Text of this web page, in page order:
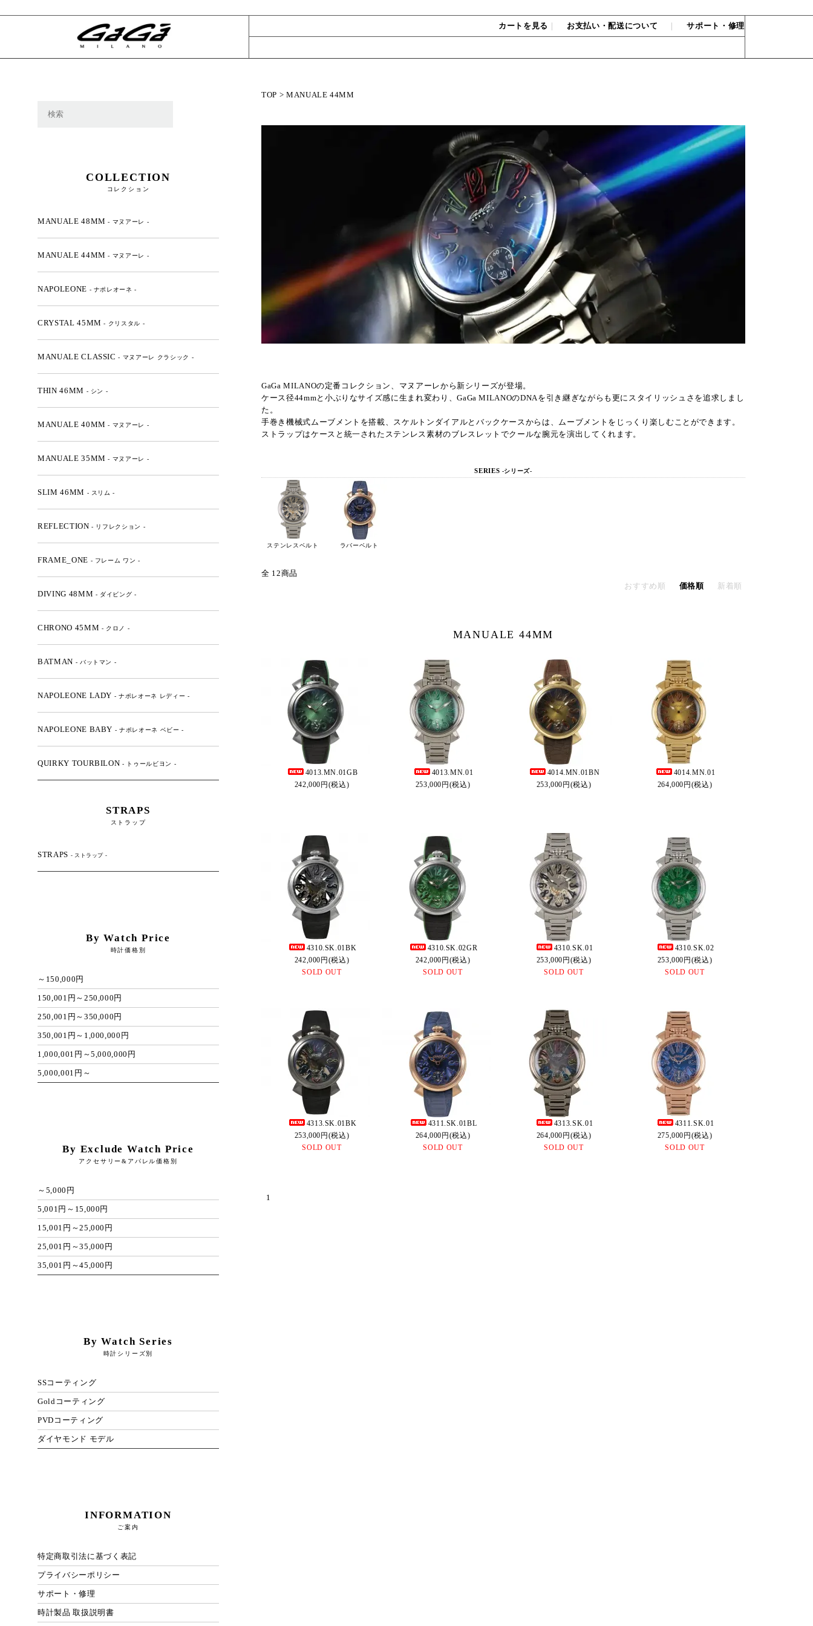
カートを見る お支払い・配送について ｜サポート・修理
TOP > MANUALE 44MM
GaGa MILANOの定番コレクション、マヌアーレから新シリーズが登場。
ケース径44mmと小ぶりなサイズ感に生まれ変わり、GaGa MILANOのDNAを引き継ぎながらも更にスタイリッシュさを追求しまし
た。
手巻き機械式ムーブメントを搭載、スケルトンダイアルとバックケースからは、ムーブメントをじっくり楽しむことができます。
ストラップはケースと統一されたステンレス素材のブレスレットでクールな腕元を演出してくれます。
SERIES -シリーズ-
ステンレスベルト ラバーベルト
全 12商品
おすすめ順
価格順 新着順
MANUALE 44MM
4013.MN.01GB
242,000円(税込)
4013.MN.01
253,000円(税込)
4014.MN.01BN
253,000円(税込)
4014.MN.01
264,000円(税込)
4310.SK.01BK
242,000円(税込)
SOLD OUT
4310.SK.02GR
242,000円(税込)
SOLD OUT
4310.SK.01
253,000円(税込)
SOLD OUT
4310.SK.02
253,000円(税込)
SOLD OUT
4313.SK.01BK
253,000円(税込)
SOLD OUT
4311.SK.01BL
264,000円(税込)
SOLD OUT
4313.SK.01
264,000円(税込)
SOLD OUT
4311.SK.01
275,000円(税込)
SOLD OUT
1
COLLECTION
コレクション
MANUALE 48MM- マヌアーレ -
MANUALE 44MM- マヌアーレ -
NAPOLEONE - ナポレオーネ -
CRYSTAL 45MM- クリスタル -
MANUALE CLASSIC- マヌアーレ クラシック -
THIN 46MM - シン -
MANUALE 40MM- マヌアーレ -
MANUALE 35MM- マヌアーレ -
SLIM 46MM - スリム -
REFLECTION- リフレクション -
FRAME_ONE - フレーム ワン -
DIVING 48MM - ダイビング -
CHRONO 45MM - クロノ -
BATMAN - バットマン -
NAPOLEONE LADY - ナポレオーネ レディー -
NAPOLEONE BABY - ナポレオーネ ベビー -
QUIRKY TOURBILON- トゥールビヨン -
STRAPS
ストラップ
STRAPS - ストラップ -
By Watch Price
時計価格別
～150,000円
150,001円～250,000円
250,001円～350,000円
350,001円～1,000,000円
1,000,001円～5,000,000円
5,000,001円～
By Exclude Watch Price
アクセサリー&アパレル価格別
～5,000円
5,001円～15,000円
15,001円～25,000円
25,001円～35,000円
35,001円～45,000円
By Watch Series
時計シリーズ別
SSコーティング
Goldコーティング
PVDコーティング
ダイヤモンド モデル
INFORMATION
ご案内
特定商取引法に基づく表記
プライバシーポリシー
サポート・修理
時計製品 取扱説明書